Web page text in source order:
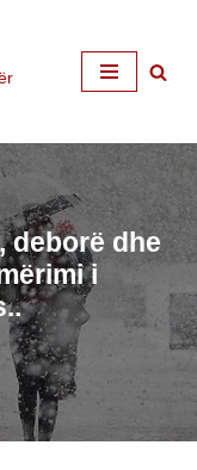
deborë dhe
i